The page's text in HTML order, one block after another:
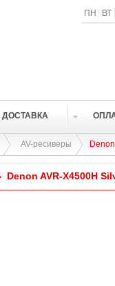
ПН ВТ
ДОСТАВКА
AV-ресиверы
Denon AVR-X4500H